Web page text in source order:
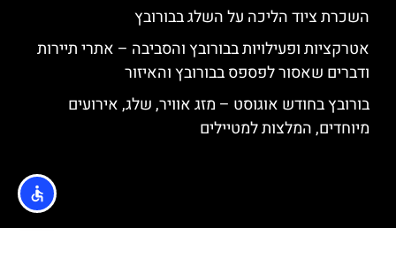
השכרת ציוד הליכה על השלג בבורובץ
אטרקציות ופעילויות בבורובץ והסביבה – אתרי תיירות
ודברים שאסור לפספס בבורובץ והאיזור
בורובץ בחודש אוגוסט – מזג אוויר, שלג, אירועים
מיוחדים, המלצות למטיילים